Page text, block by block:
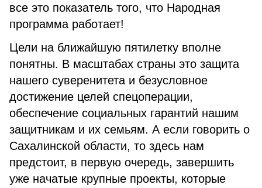
все это показатель того, что Народная
программа работает!
Цели на ближайшую пятилетку вполне
понятны. В масштабах страны это защита
нашего суверенитета и безусловное
достижение целей спецоперации,
обеспечение социальных гарантий нашим
защитникам и их семьям. А если говорить о
Сахалинской области, то здесь нам
предстоит, в первую очередь, завершить
уже начатые крупные проекты, которые